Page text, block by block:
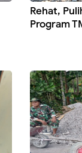
Rehat,
Program